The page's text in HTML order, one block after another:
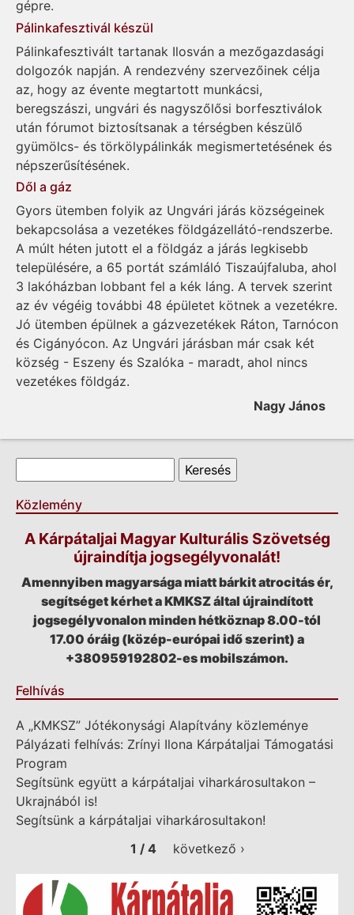
gépre.
Pálinkafesztivál készül
Pálinkafesztivált tartanak Ilosván a mezőgazdasági
dolgozók napján. A rendezvény szervezőinek célja
az, hogy az évente megtartott munkácsi,
beregszászi, ungvári és nagyszőlősi borfesztiválok
után fórumot biztosítsanak a térségben készülő
gyümölcs- és törkölypálinkák megismertetésének és
népszerűsítésének.
Dől a gáz
Gyors ütemben folyik az Ungvári járás községeinek
bekapcsolása a vezetékes földgázellátó-rendszerbe.
A múlt héten jutott el a földgáz a járás legkisebb
településére, a 65 portát számláló Tiszaújfaluba, ahol
3 lakóházban lobbant fel a kék láng. A tervek szerint
az év végéig további 48 épületet kötnek a vezetékre.
Jó ütemben épülnek a gázvezetékek Ráton, Tarnócon
és Cigányócon. Az Ungvári járásban már csak két
község - Eszeny és Szalóka - maradt, ahol nincs
vezetékes földgáz.
Nagy János
Keresés űrlap
Közlemény
A Kárpátaljai Magyar Kulturális Szövetség
újraindítja jogsegélyvonalát!
Amennyiben magyarsága miatt bárkit atrocitás ér,
segítséget kérhet a KMKSZ által újraindított
jogsegélyvonalon minden hétköznap 8.00-tól
17.00 óráig (közép-európai idő szerint) a
+380959192802-es mobilszámon.
Felhívás
A „KMKSZ” Jótékonysági Alapítvány közleménye
Pályázati felhívás: Zrínyi Ilona Kárpátaljai Támogatási
Program
Segítsünk együtt a kárpátaljai viharkárosultakon –
Ukrajnából is!
Segítsünk a kárpátaljai viharkárosultakon!
1 / 4
következő ›